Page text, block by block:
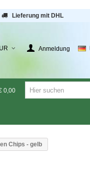
Lieferung mit DHL
Anmeldung
0,00
Chips - gelb